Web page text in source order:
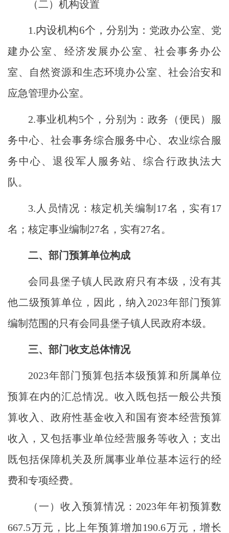
（二）机构设置
1.内设机构6个， 分别 为： 党政办公室、党
建办公室 、 经济发展办公室、社会事务办公
室、自然资源和生态环境办公室、社会治安和
应急管理办公室。
2.事业机构5个，分别为：政务（便民）服
务中心、社会事务综合服务中心、农业综合服
务中心、退役军人服务站、综合行政执法大
队。
3. 人员情况：核定机关编制 17名，实有17
名；核定事业编制 27名，实有27名。
二、部门预算单位构成
会同县堡子镇人民政府只有本级，没有其
他二级预算单位，因此，纳入 2023年部门预算
编制范围的只有会同县堡子镇人民政府本级。
三、部门收支总体情况
2023年部门预算包括本级预算和所属单位
预算在内的汇总情况。收入既包括一般公共预
算收入、政府性基金收入和国有资本经营预算
收入，又包括事业单位经营服务等收入；支出
既包括保障机关及所属事业单位基本运行的经
费和专项经费。
（一）收入预算情况： 2023年年初预算数
667.5万元，比上年预算增加190.6万元，增长